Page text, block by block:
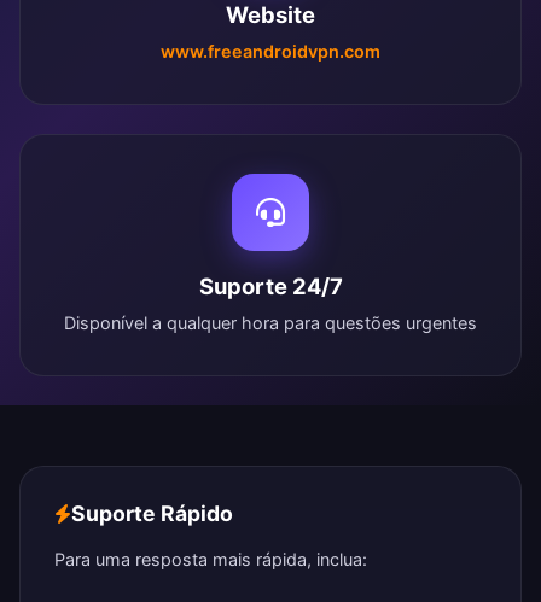
Website
www.freeandroidvpn.com
Suporte 24/7
Disponível a qualquer hora para questões urgentes
Suporte Rápido
Para uma resposta mais rápida, inclua: